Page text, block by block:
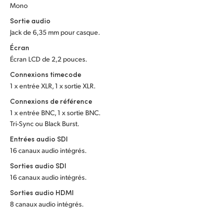
UAE
United Kingdom
United States
Mono
Sortie audio
Jack de 6,35 mm pour casque.
Écran
Écran LCD de 2,2 pouces.
Connexions timecode
1 x entrée XLR, 1 x sortie XLR.
Connexions de référence
1 x entrée BNC, 1 x sortie BNC.
Tri-Sync ou Black Burst.
Entrées audio SDI
16 canaux audio intégrés.
Sorties audio SDI
16 canaux audio intégrés.
Sorties audio HDMI
8 canaux audio intégrés.